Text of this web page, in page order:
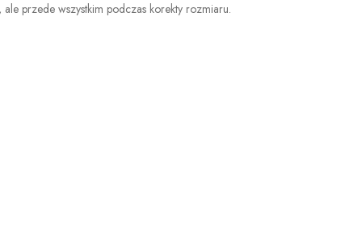
przede wszystkim podczas korekty rozmiaru.